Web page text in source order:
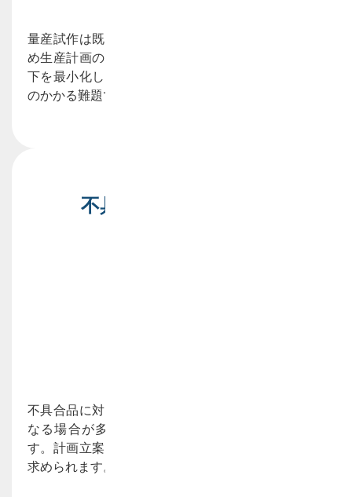
量産試作は既存品の生産の間に行わねばならないた
め生産計画の変更が必要になります。生産効率の低
下を最小化して量産試作を追加する計画変更は手間
のかかる難題です。
不具合品の発生に伴う
不具合品に対しては早急なリカバリー生産が必要に
なる場合が多く、生産現場に大きな混乱を与えま
す。計画立案担当者にも速やかな生産計画の修正が
求められます。